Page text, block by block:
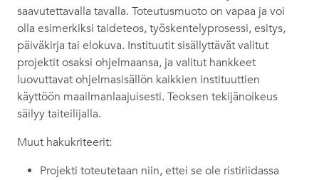
saavutettavalla tavalla. Toteutusmuoto on vapaa ja voi
olla esimerkiksi taideteos, työskentelyprosessi, esitys,
päiväkirja tai elokuva. Instituutit sisällyttävät valitut
projektit osaksi ohjelmaansa, ja valitut hankkeet
luovuttavat ohjelmasisällön kaikkien instituuttien
käyttöön maailmanlaajuisesti. Teoksen tekijänoikeus
säilyy taiteilijalla.
Muut hakukriteerit:
Projekti toteutetaan niin, ettei se ole ristiriidassa